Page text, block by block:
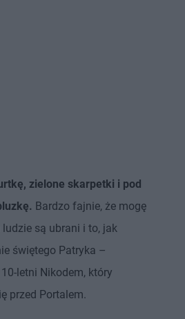
zielone skarpetki i pod
Bardzo fajnie, że mogę
są ubrani i to, jak
świętego Patryka –
letni Nikodem, który
przed Portalem.